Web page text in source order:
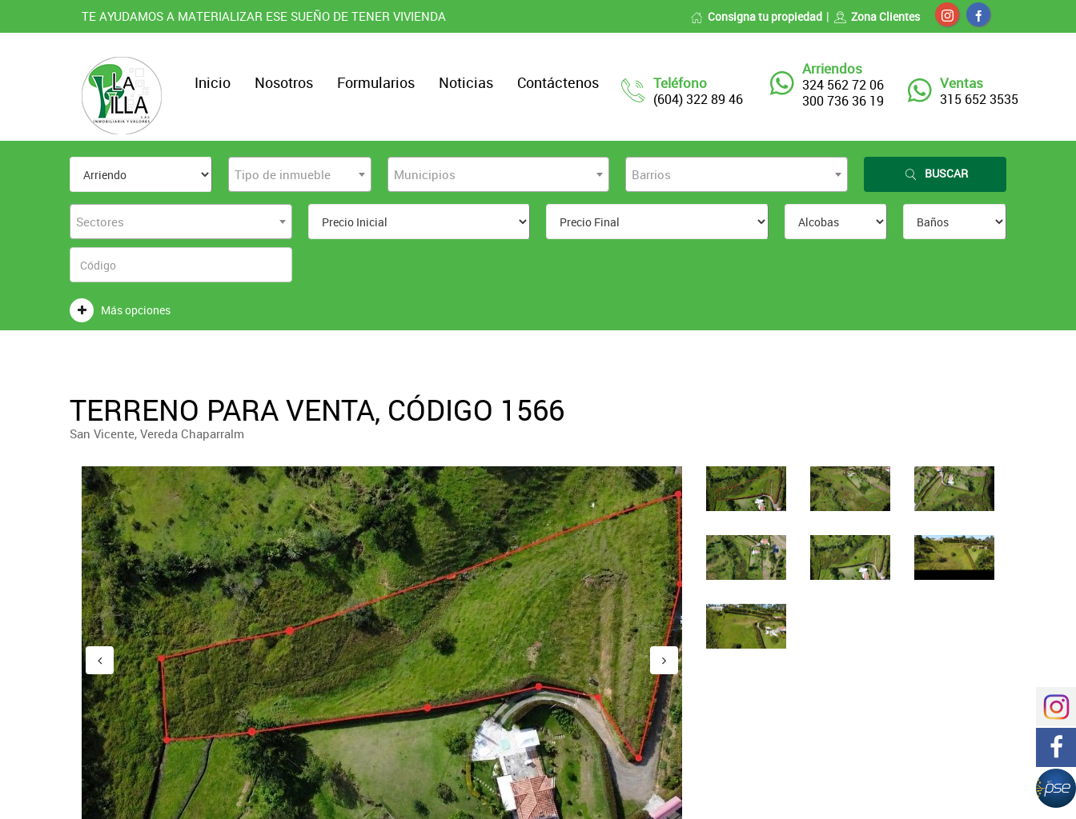
TE AYUDAMOS A MATERIALIZAR ESE SUEÑO DE TENER VIVIENDA Consigna tu propiedad Zona Clientes
Teléfono
(604) 322 89 46
Arriendos
324 562 72 06
300 736 36 19
Ventas
315 652 3535
Inicio Nosotros Formularios Noticias Contáctenos
Tipo de inmueble Municipios Barrios BUSCAR
Sectores
Más opciones
TERRENO PARA VENTA, CÓDIGO 1566
San Vicente, Vereda Chaparralm